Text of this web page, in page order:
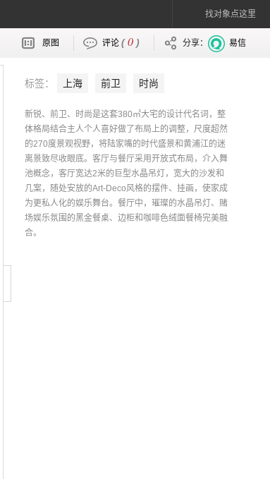
找对象点这里
原图 评论 (0 ) 分享： 易信
标签： 上海 前卫 时尚
新锐、前卫、时尚是这套380㎡大宅的设计代名词，整
体格局结合主人个人喜好做了布局上的调整，尺度超然
的270度景观视野，将陆家嘴的时代盛景和黄浦江的迷
离景致尽收眼底。客厅与餐厅采用开放式布局，介入舞
池概念，客厅宽达2米的巨型水晶吊灯，宽大的沙发和
几案，随处安放的Art-Deco风格的摆件、挂画，使家成
为更私人化的娱乐舞台。餐厅中，璀璨的水晶吊灯、赌
场娱乐氛围的黑金餐桌、边柜和咖啡色绒面餐椅完美融
合。